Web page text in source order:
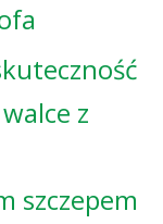
z
szczepem